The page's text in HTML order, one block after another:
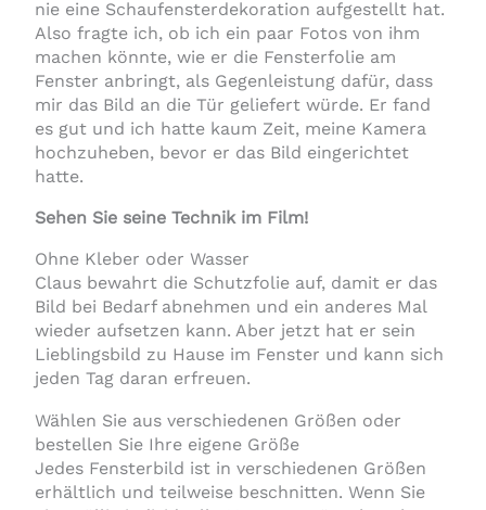
nie eine Schaufensterdekoration aufgestellt hat.
Also fragte ich, ob ich ein paar Fotos von ihm
machen könnte, wie er die Fensterfolie am
Fenster anbringt, als Gegenleistung dafür, dass
mir das Bild an die Tür geliefert würde. Er fand
es gut und ich hatte kaum Zeit, meine Kamera
hochzuheben, bevor er das Bild eingerichtet
hatte.
Sehen Sie seine Technik im Film!
Ohne Kleber oder Wasser
Claus bewahrt die Schutzfolie auf, damit er das
Bild bei Bedarf abnehmen und ein anderes Mal
wieder aufsetzen kann. Aber jetzt hat er sein
Lieblingsbild zu Hause im Fenster und kann sich
jeden Tag daran erfreuen.
Wählen Sie aus verschiedenen Größen oder
bestellen Sie Ihre eigene Größe
Jedes Fensterbild ist in verschiedenen Größen
erhältlich und teilweise beschnitten. Wenn Sie